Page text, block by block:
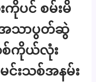
ကိုပင် စမ်းမိ
အသာပွတ်ဆွဲ
ကိုယ်လုံး
းသစ်အနမ်း